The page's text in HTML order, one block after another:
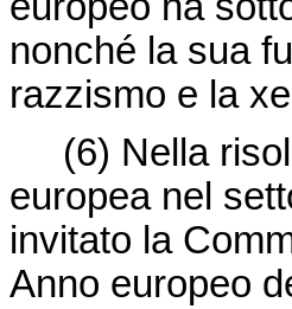
nonché la sua
razzismo e la
(6) Nella
europea nel
invitato la
Anno europeo